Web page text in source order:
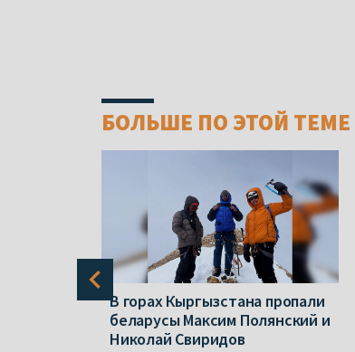
БОЛЬШЕ ПО ЭТОЙ ТЕМЕ
В горах Кыргызстана пропали
беларусы Максим Полянский и
Николай Свиридов